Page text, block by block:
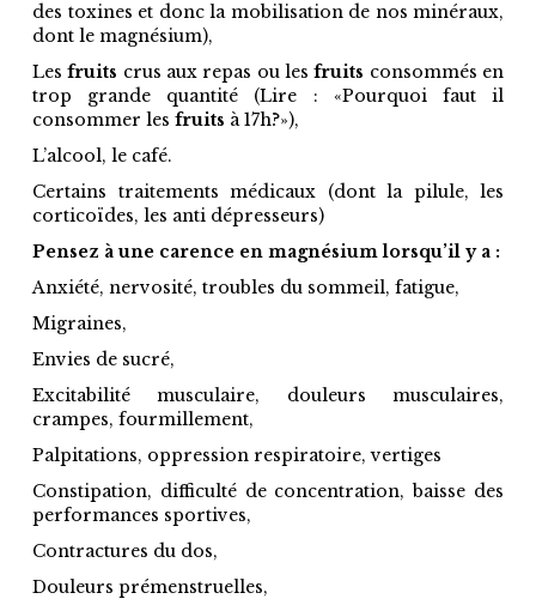
des toxines et donc la mobilisation de nos minéraux,
dont le magnésium),
Les fruits crus aux repas ou les fruits consommés en
trop grande quantité (Lire : «Pourquoi faut il
consommer les fruits à 17h?»),
L’alcool, le café.
Certains traitements médicaux (dont la pilule, les
corticoïdes, les anti dépresseurs)
Pensez à une carence en magnésium lorsqu’il y a :
Anxiété, nervosité, troubles du sommeil, fatigue,
Migraines,
Envies de sucré,
Excitabilité musculaire, douleurs musculaires,
crampes, fourmillement,
Palpitations, oppression respiratoire, vertiges
Constipation, difficulté de concentration, baisse des
performances sportives,
Contractures du dos,
Douleurs prémenstruelles,